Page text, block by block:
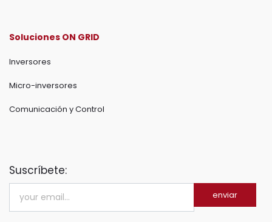
Soluciones ON GRID
Inversores
Micro-inversores
Comunicación y Control
Suscríbete:
enviar